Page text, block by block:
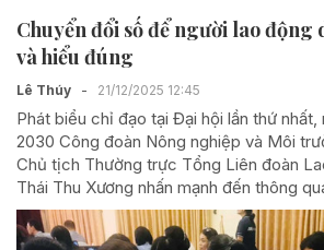
Chuyển đổi số để người lao động
và hiểu đúng
Lê Thúy - 21/12/2025 12:45
Phát biểu chỉ đạo tại Đại hội lần thứ
2030 Công đoàn Nông nghiệp và Môi
Chủ tịch Thường trực Tổng Liên đoàn
Thái Thu Xương nhấn mạnh đến thông